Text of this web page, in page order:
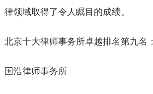
律领域取得了令人瞩目的成绩。
北京十大律师事务所卓越排名第九名：
国浩律师事务所